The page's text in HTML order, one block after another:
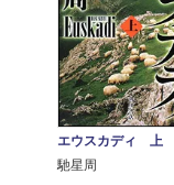
エウスカディ 上
馳星周